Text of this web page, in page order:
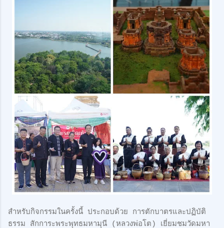
สำหรับกิจกรรมในครั้งนี้ ประกอบด้วย การตักบาตรและปฏิบัติ
ธรรม สักการะพระพุทธมหามุนี (หลวงพ่อโต) เยี่ยมชมวัดมหา